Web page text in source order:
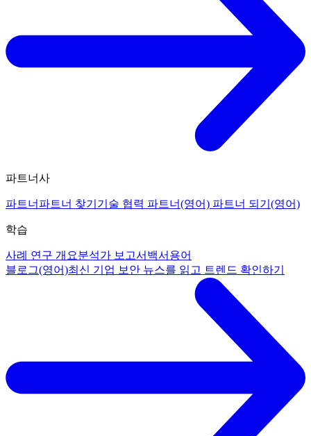
파트너사
파트너 파트너 찾기 기술 협력 파트너(영어) 파트너 되기(영어)
학습
사례 연구 개요분석가 보고서 백서 용어
블로그(영어)최신 기업 보안 뉴스를 읽고 트렌드 확인하기